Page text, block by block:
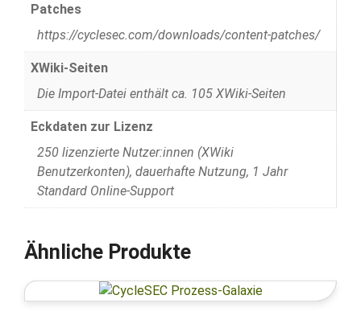
Patches
https://cyclesec.com/downloads/content-patches/
XWiki-Seiten
Die Import-Datei enthält ca. 105 XWiki-Seiten
Eckdaten zur Lizenz
250 lizenzierte Nutzer:innen (XWiki
Benutzerkonten), dauerhafte Nutzung, 1 Jahr
Standard Online-Support
Ähnliche Produkte